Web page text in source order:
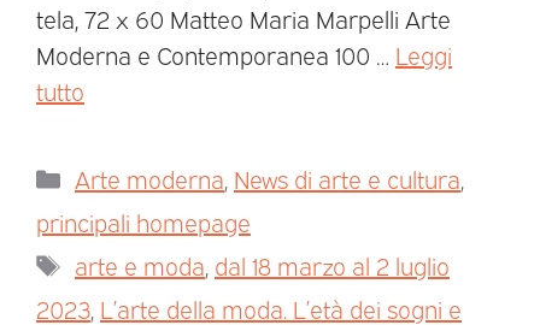
tela, 72 x 60 Matteo Maria Marpelli Arte
Moderna e Contemporanea 100 … Leggi
tutto
Arte moderna News di arte e cultura
principali homepage
arte e moda dal 18 marzo al 2 luglio
2023 L’arte della moda. L’età dei sogni e